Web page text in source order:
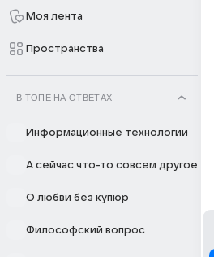
Моя лента
Пространства
В ТОПЕ НА ОТВЕТАХ
Информационные технологии
А сейчас что-то совсем другое
О любви без купюр
Философский вопрос